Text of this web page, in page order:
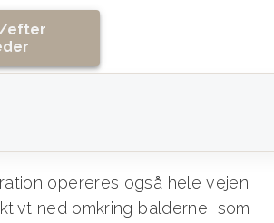
efter
opereres også hele vejen
ned omkring balderne, som